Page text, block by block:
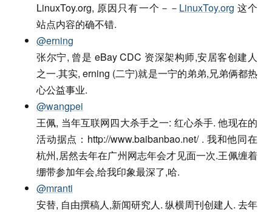
LinuxToy.org, 原因只有一个－－ LinuxToy.org 这个
站点内容的确不错.
@erning
张尔宁, 曾是 eBay CDC 资深架构师,安居客创建人
之一.其实, erning (二宁)就是一宁的弟弟,兄弟俩都热
心公益事业.
@wangpei
王佩, 当年互联网四大杀手之一: 红心杀手. 他现在的
活动据点：http://www.baibanbao.net/ . 我和他同在
杭州,居然去年在广州网志年会才见面一次.王佩缠着
绷带参加年会,给我印象最深了,哈.
@mranti
安替, 自由撰稿人,新闻研究人. 纵横周刊创建人. 去年